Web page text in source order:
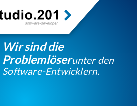
Wir sind die
Problemlöserunter den
Software-Entwicklern.